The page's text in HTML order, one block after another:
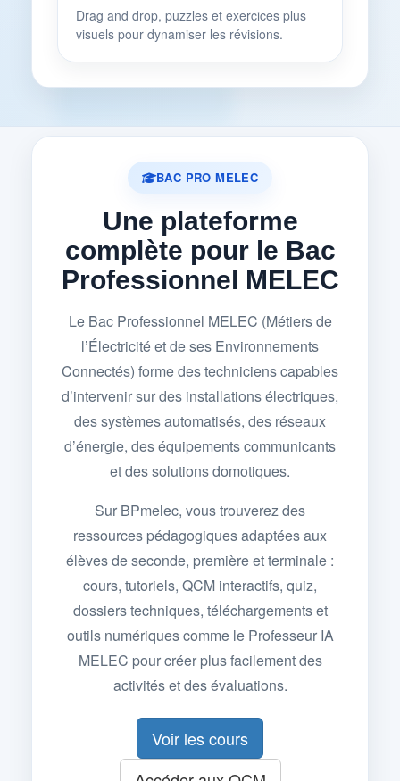
Drag and drop, puzzles et exercices plus
visuels pour dynamiser les révisions.
BAC PRO MELEC
Une plateforme
complète pour le Bac
Professionnel MELEC
Le Bac Professionnel MELEC (Métiers de
l’Électricité et de ses Environnements
Connectés) forme des techniciens capables
d’intervenir sur des installations électriques,
des systèmes automatisés, des réseaux
d’énergie, des équipements communicants
et des solutions domotiques.
Sur BPmelec, vous trouverez des
ressources pédagogiques adaptées aux
élèves de seconde, première et terminale :
cours, tutoriels, QCM interactifs, quiz,
dossiers techniques, téléchargements et
outils numériques comme le Professeur IA
MELEC pour créer plus facilement des
activités et des évaluations.
Voir les cours